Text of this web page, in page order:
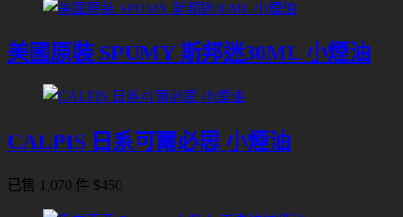
美國原裝 SPUMY 斯邦迷30ML 小煙油
CALPIS 日系可爾必思 小煙油
已售 1,070 件 $450